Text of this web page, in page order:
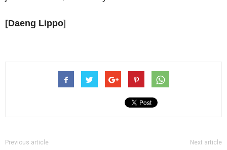
[Daeng Lippo]
Previous article Next article